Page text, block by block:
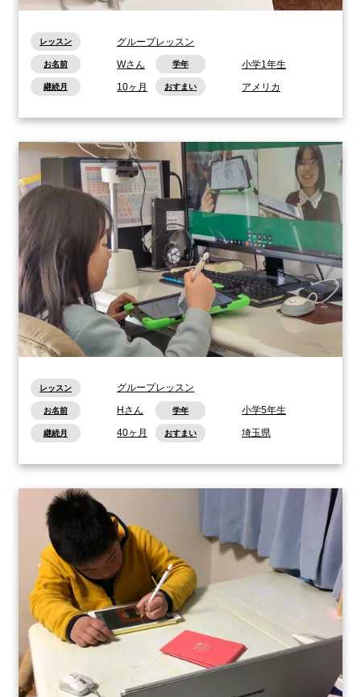
レッスン グループレッスン
お名前 Wさん 学年 小学1年生
継続月 10ヶ月 おすまい アメリカ
レッスン グループレッスン
お名前 Hさん 学年 小学5年生
継続月 40ヶ月 おすまい 埼玉県